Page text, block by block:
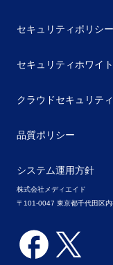
株式会社メディエイド
〒101-0047 東京都千代田区
セキュリティポリシー
セキュリティホワイ
クラウドセキュリテ
品質ポリシー
システム運用方針